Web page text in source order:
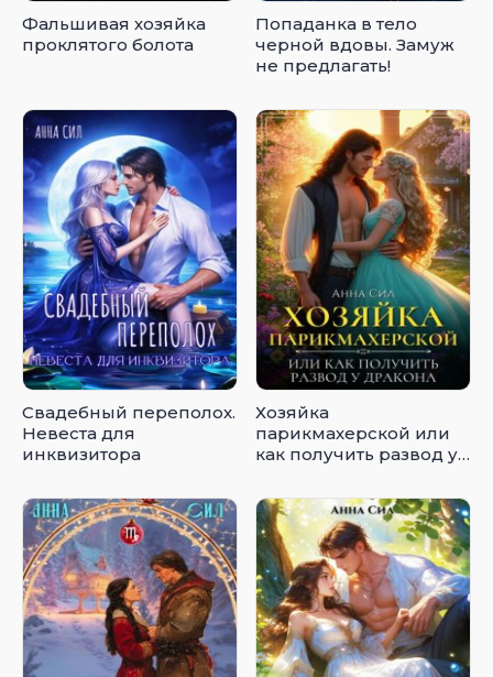
Фальшивая хозяйка
проклятого болота
Попаданка в тело
черной вдовы. Замуж
не предлагать!
Свадебный переполох.
Невеста для
инквизитора
Хозяйка
парикмахерской или
как получить развод у